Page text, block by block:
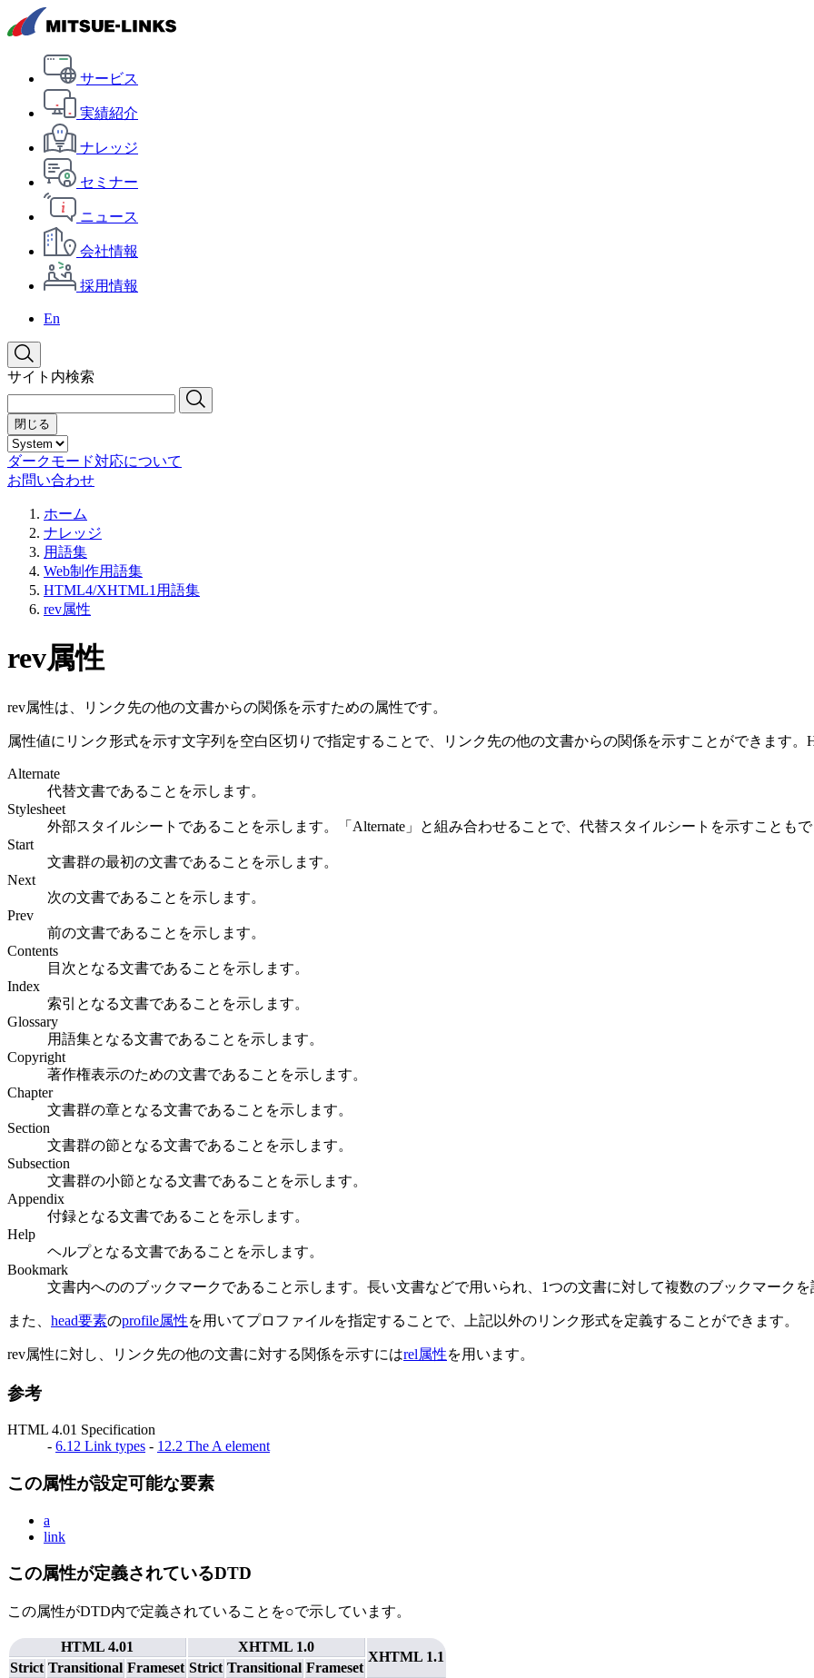
サービス
実績紹介
ナレッジ
セミナー
ニュース
会社情報
採用情報
En
サイト内検索
閉じる
ダークモード対応について
お問い合わせ
ホーム
ナレッジ
用語集
Web制作用語集
HTML4/XHTML1用語集
rev属性
rev属性
rev属性は、リンク先の他の文書からの関係を示すための属性です。
属性値にリンク形式を示す文字列を空白区切りで指定することで、リンク先の他の文書からの関係を示すことができます。
Alternate
代替文書であることを示します。
Stylesheet
外部スタイルシートであることを示します。「Alternate」と組み合わせることで、代替スタイルシートを示すこともで
Start
文書群の最初の文書であることを示します。
Next
次の文書であることを示します。
Prev
前の文書であることを示します。
Contents
目次となる文書であることを示します。
Index
索引となる文書であることを示します。
Glossary
用語集となる文書であることを示します。
Copyright
著作権表示のための文書であることを示します。
Chapter
文書群の章となる文書であることを示します。
Section
文書群の節となる文書であることを示します。
Subsection
文書群の小節となる文書であることを示します。
Appendix
付録となる文書であることを示します。
Help
ヘルプとなる文書であることを示します。
Bookmark
文書内へののブックマークであること示します。長い文書などで用いられ、1つの文書に対して複数のブックマークを
また、 head要素のprofile属性を用いてプロファイルを指定することで、上記以外のリンク形式を定義することができます。
rev属性に対し、リンク先の他の文書に対する関係を示すにはrel属性を用います。
参考
HTML 4.01 Specification
- 6.12 Link types - 12.2 The A element
この属性が設定可能な要素
a
link
この属性が定義されているDTD
この属性がDTD内で定義されていることを○で示しています。
HTML 4.01 XHTML 1.0
XHTML 1.1
Strict Transitional Frameset Strict Transitional Frameset